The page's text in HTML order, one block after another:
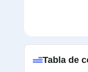
Tabla de